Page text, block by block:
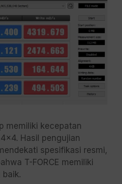
memiliki kecepatan
Hasil pengujian
spesifikasi resmi,
T-FORCE memiliki